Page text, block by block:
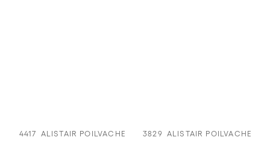
4417 ALISTAIR POILVACHE 3829 ALISTAIR POILVACHE